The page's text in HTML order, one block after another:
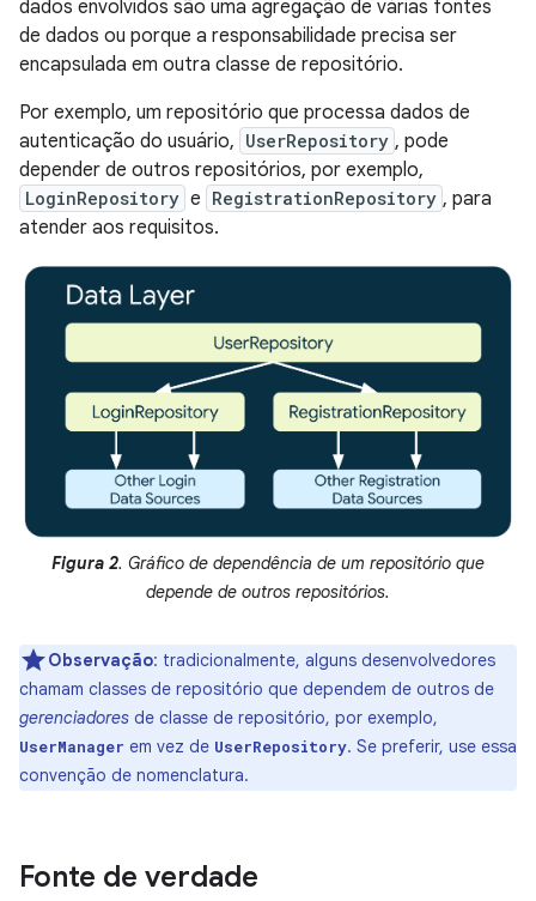
dados envolvidos são uma agregação de várias fontes
de dados ou porque a responsabilidade precisa ser
encapsulada em outra classe de repositório.
Por exemplo, um repositório que processa dados de
autenticação do usuário, UserRepository , pode
depender de outros repositórios, por exemplo,
LoginRepository e RegistrationRepository , para
atender aos requisitos.
Figura 2. Gráfico de dependência de um repositório que
depende de outros repositórios.
Observação: tradicionalmente, alguns desenvolvedores
chamam classes de repositório que dependem de outros de
gerenciadores de classe de repositório, por exemplo,
UserManager em vez de UserRepository. Se preferir, use essa
convenção de nomenclatura.
Fonte de verdade